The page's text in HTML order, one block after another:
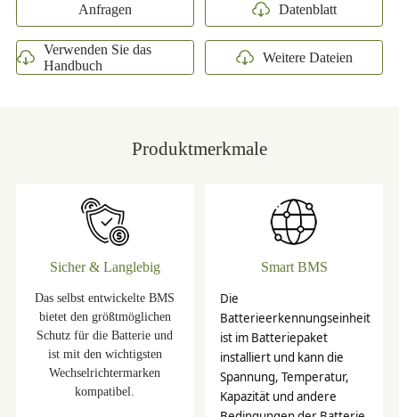
Anfragen Datenblatt
Verwenden Sie das
Handbuch
Weitere Dateien
Produktmerkmale
Sicher & Langlebig
Das selbst entwickelte BMS
bietet den größtmöglichen
Schutz für die Batterie und
ist mit den wichtigsten
Wechselrichtermarken
kompatibel.
Smart BMS
Die
Batterieerkennungseinheit
ist im Batteriepaket
installiert und kann die
Spannung, Temperatur,
Kapazität und andere